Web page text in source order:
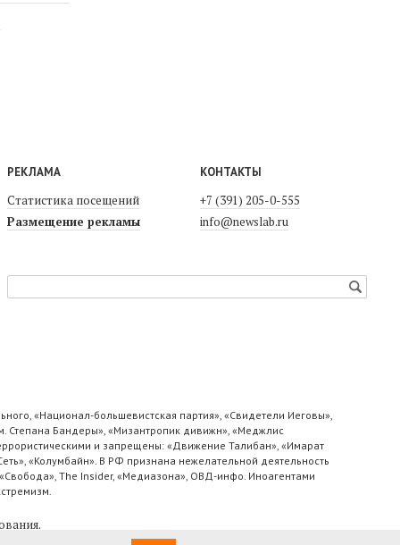
РЕКЛАМА
Статистика посещений
Размещение рекламы
КОНТАКТЫ
+7 (391) 205-0-555
info@newslab.ru
«Национал-большевистская партия», «Свидетели Иеговы»,
Степана Бандеры», «Мизантропик дивижн», «Меджлис
и запрещены: «Движение Талибан», «Имарат
«Колумбайн». В РФ признана нежелательной деятельность
The Insider, «Медиазона», ОВД-инфо. Иноагентами
.